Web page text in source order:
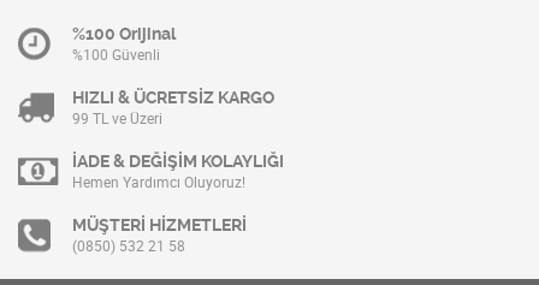
%100 Orijinal
%100 Güvenli
HIZLI & ÜCRETSİZ KARGO
99 TL ve Üzeri
İADE & DEĞİŞİM KOLAYLIĞI
Hemen Yardımcı Oluyoruz!
MÜŞTERİ HİZMETLERİ
(0850) 532 21 58